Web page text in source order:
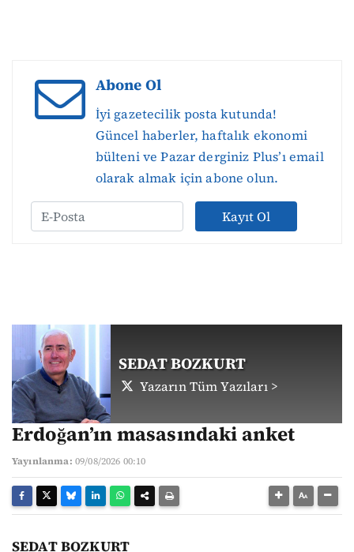
Abone Ol
İyi gazetecilik posta kutunda!
Güncel haberler, haftalık ekonomi
bülteni ve Pazar derginiz Plus’ı email
olarak almak için abone olun.
Kayıt Ol
SEDAT BOZKURT
Yazarın Tüm Yazıları >
Erdoğan’ın masasındaki anket
Yayınlanma: 09/08/2026 00:10
SEDAT BOZKURT